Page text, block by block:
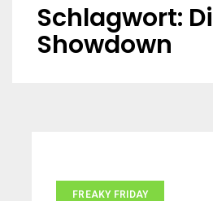
Schlagwort:
Showdown
FREAKY FRIDAY